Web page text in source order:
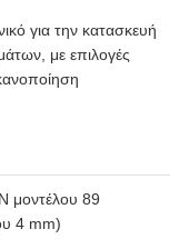
για την κατασκευή
με επιλογές
μοντέλου 89
4 mm)